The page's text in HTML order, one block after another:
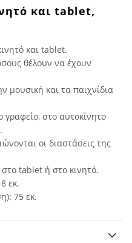
και tablet,
και tablet.
θέλουν να έχουν
μουσική και τα παιχνίδια
γραφείο, στο αυτοκίνητο
οι διαστάσεις της
tablet ή στο κινητό.
εκ.
75 εκ.